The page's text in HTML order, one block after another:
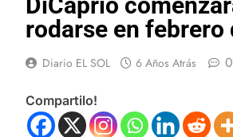
rodarse en febrero
Diario EL SOL 6 Años Atrás 0
Compartilo!